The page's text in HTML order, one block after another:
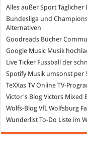
Alles außer SportTäglicher
Bundesliga und
Alternativen
Goodreads Bücher
Google Music Musik
Live Ticker Fussball
der
SpotifyMusik umsonst per
TeXXas TVOnline TV-
Victor's Blog Victors Mixed
Wolfs-Blog VfL Wolfsburg
WunderlistTo-Do Liste im